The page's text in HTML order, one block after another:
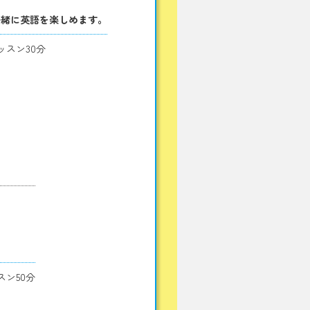
に英語を楽しめます。